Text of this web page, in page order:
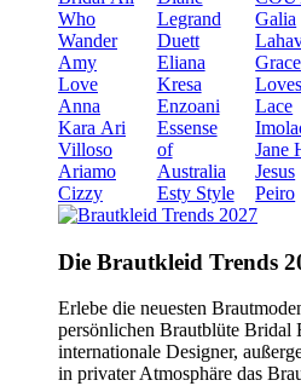
Who
Wander
Amy
Love
Anna
Kara Ari
Villoso
Ariamo
Cizzy
Legrand
Duett
Eliana
Kresa
Enzoani
Essense
of
Australia
Esty Style
Galia
Grace
Loves
Lace
Jane
Jesus
Peiro
Die Brautkleid Trends
Erlebe die neuesten
persönlichen Brautblüte Bridal
internationale Designer,
in privater Atmosphäre das